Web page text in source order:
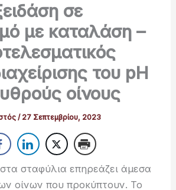
σε
με καταλάση –
του pH
οίνους
/ 27 Σεπτεμβρίου, 2023
σταφύλια επηρεάζει άμεσα
οίνων που προκύπτουν. Το